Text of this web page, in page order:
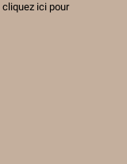
cliquez ici pour